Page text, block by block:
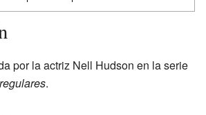
por la actriz Nell Hudson en la serie
.